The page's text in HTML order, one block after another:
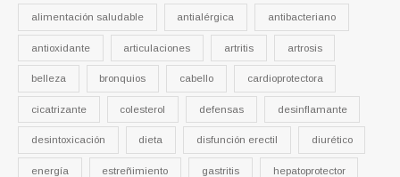
alimentación saludable antialérgica antibacteriano
antioxidante articulaciones artritis artrosis
belleza bronquios cabello cardioprotectora
cicatrizante colesterol defensas desinflamante
desintoxicación dieta disfunción erectil diurético
energía estreñimiento gastritis hepatoprotector